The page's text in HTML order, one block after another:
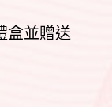
盒並贈送